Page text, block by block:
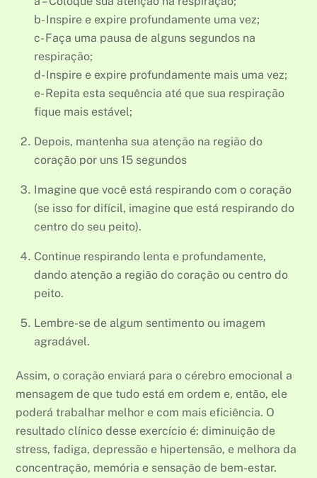
b- Inspire e expire profundamente uma vez;
c- Faça uma pausa de alguns segundos na
respiração;
d- Inspire e expire profundamente mais uma vez;
e- Repita esta sequência até que sua respiração
fique mais estável;
Depois, mantenha sua atenção na região do
coração por uns 15 segundos
Imagine que você está respirando com o coração
(se isso for difícil, imagine que está respirando do
centro do seu peito).
Continue respirando lenta e profundamente,
dando atenção a região do coração ou centro do
peito.
Lembre-se de algum sentimento ou imagem
agradável.
Assim, o coração enviará para o cérebro emocional a
mensagem de que tudo está em ordem e, então, ele
poderá trabalhar melhor e com mais eficiência. O
resultado clínico desse exercício é: diminuição de
stress, fadiga, depressão e hipertensão, e melhora da
concentração, memória e sensação de bem-estar.